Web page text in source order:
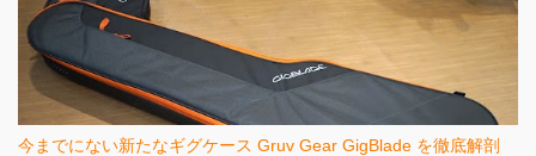
今までにない新たなギグケース Gruv Gear GigBlade を徹底解剖